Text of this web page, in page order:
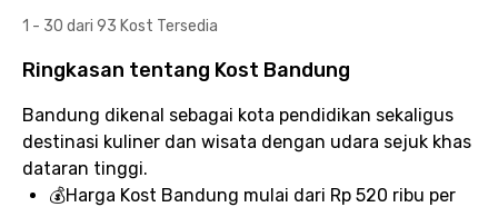
1 - 30 dari 93 Kost Tersedia
Ringkasan tentang Kost Bandung
Bandung dikenal sebagai kota pendidikan sekaligus
destinasi kuliner dan wisata dengan udara sejuk khas
dataran tinggi.
💰Harga Kost Bandung mulai dari Rp 520 ribu per